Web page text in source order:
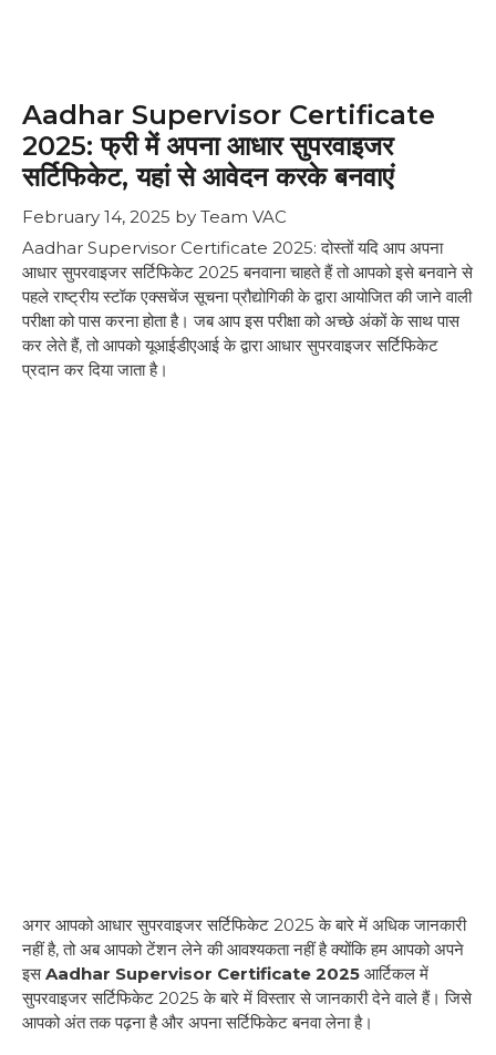
Aadhar Supervisor Certificate
2025: फ्री में अपना आधार सुपरवाइजर
सर्टिफिकेट, यहां से आवेदन करके बनवाएं
February 14, 2025 by Team VAC
Aadhar Supervisor Certificate 2025: दोस्तों यदि आप अपना
आधार सुपरवाइजर सर्टिफिकेट 2025 बनवाना चाहते हैं तो आपको इसे बनवाने से
पहले राष्ट्रीय स्टॉक एक्सचेंज सूचना प्रौद्योगिकी के द्वारा आयोजित की जाने वाली
परीक्षा को पास करना होता है। जब आप इस परीक्षा को अच्छे अंकों के साथ पास
कर लेते हैं, तो आपको यूआईडीएआई के द्वारा आधार सुपरवाइजर सर्टिफिकेट
प्रदान कर दिया जाता है।
अगर आपको आधार सुपरवाइजर सर्टिफिकेट 2025 के बारे में अधिक जानकारी
नहीं है, तो अब आपको टेंशन लेने की आवश्यकता नहीं है क्योंकि हम आपको अपने
इसAadhar Supervisor Certificate 2025 आर्टिकल में
सुपरवाइजर सर्टिफिकेट 2025 के बारे में विस्तार से जानकारी देने वाले हैं। जिसे
आपको अंत तक पढ़ना है और अपना सर्टिफिकेट बनवा लेना है।